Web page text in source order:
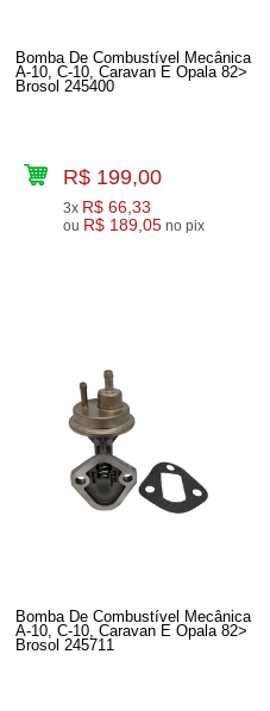
Bomba De Combustível Mecânica
A-10, C-10, Caravan E Opala 82>
Brosol 245400
R$ 199,00
3x R$ 66,33
ou R$ 189,05 no pix
Bomba De Combustível Mecânica
A-10, C-10, Caravan E Opala 82>
Brosol 245711